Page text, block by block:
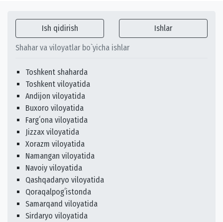
Ish qidirish Ishlar
Shahar va viloyatlar bo`yicha ishlar
Toshkent shaharda
Toshkent viloyatida
Andijon viloyatida
Buxoro viloyatida
Fargʻona viloyatida
Jizzax viloyatida
Xorazm viloyatida
Namangan viloyatida
Navoiy viloyatida
Qashqadaryo viloyatida
Qoraqalpogʻistonda
Samarqand viloyatida
Sirdaryo viloyatida